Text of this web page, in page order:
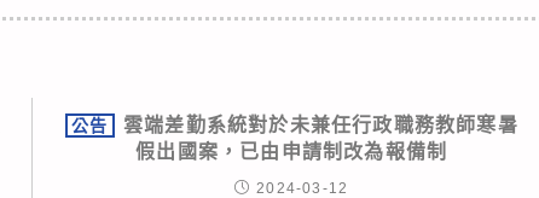
公告
雲端差勤系統對於未兼任行政職務教師寒暑
假出國案，已由申請制改為報備制
2024-03-12